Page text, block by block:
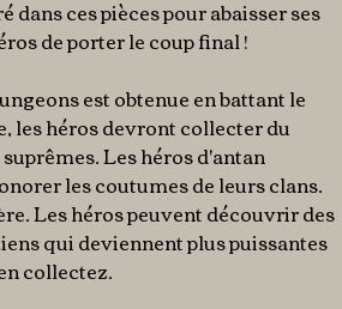
ces pièces pour abaisser ses
de porter le coup final !
est obtenue en battant le
les héros devront collecter du
Les héros d'antan
les coutumes de leurs clans.
Les héros peuvent découvrir des
qui deviennent plus puissantes
collectez.